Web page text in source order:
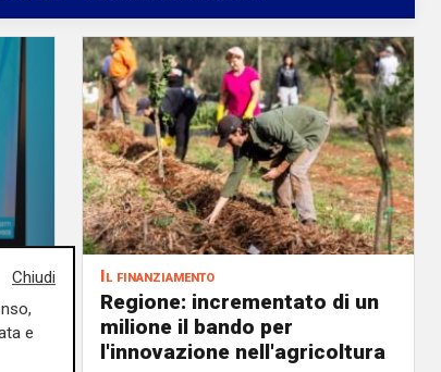
Il finanziamento
Regione: incrementato di un
milione il bando per
l'innovazione nell'agricoltura
Chiudi
e